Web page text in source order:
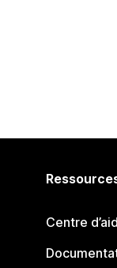
Centre